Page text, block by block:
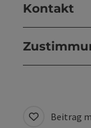
Kontakt
Beitrag